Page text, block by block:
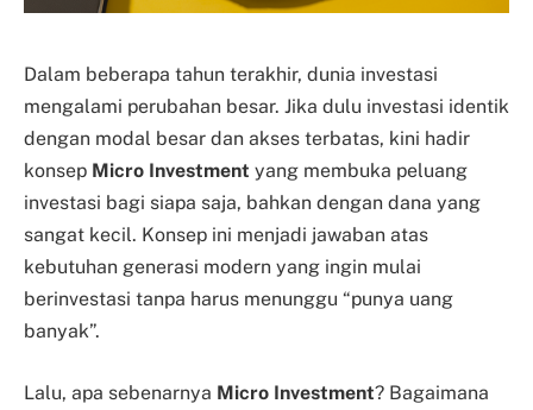
Dalam beberapa tahun terakhir, dunia investasi
mengalami perubahan besar. Jika dulu investasi identik
dengan modal besar dan akses terbatas, kini hadir
konsep Micro Investment yang membuka peluang
investasi bagi siapa saja, bahkan dengan dana yang
sangat kecil. Konsep ini menjadi jawaban atas
kebutuhan generasi modern yang ingin mulai
berinvestasi tanpa harus menunggu “punya uang
banyak”.
Lalu, apa sebenarnya Micro Investment? Bagaimana